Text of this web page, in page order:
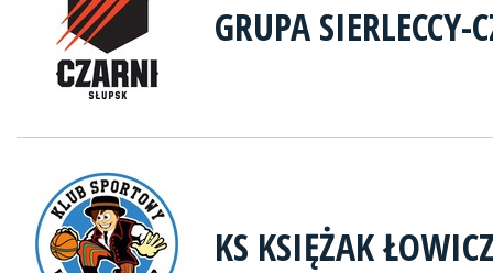
GRUPA SIERLECCY-
KS KSIĘŻAK